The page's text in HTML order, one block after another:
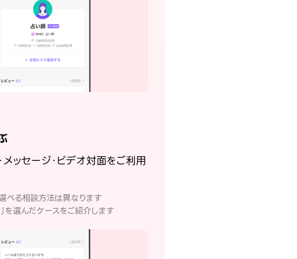
メッセージ・ビデオ対面をご利用
べる相談方法は異なります
を選んだケースをご紹介します